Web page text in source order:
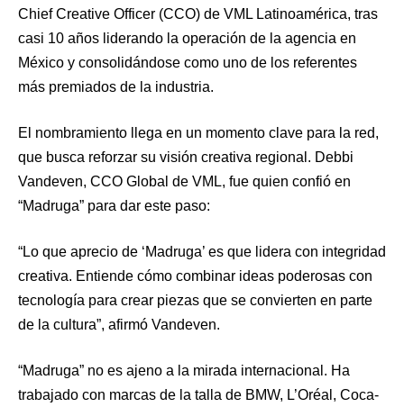
Chief Creative Officer (CCO) de VML Latinoamérica, tras
casi 10 años liderando la operación de la agencia en
México y consolidándose como uno de los referentes
más premiados de la industria.
El nombramiento llega en un momento clave para la red,
que busca reforzar su visión creativa regional. Debbi
Vandeven, CCO Global de VML, fue quien confió en
“Madruga” para dar este paso:
“Lo que aprecio de ‘Madruga’ es que lidera con integridad
creativa. Entiende cómo combinar ideas poderosas con
tecnología para crear piezas que se convierten en parte
de la cultura”, afirmó Vandeven.
“Madruga” no es ajeno a la mirada internacional. Ha
trabajado con marcas de la talla de BMW, L’Oréal, Coca-